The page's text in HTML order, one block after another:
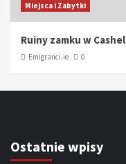
Miejsca i Zabytki
Ruiny zamku w Cashel
Emigranci.ie 0
Ostatnie wpisy